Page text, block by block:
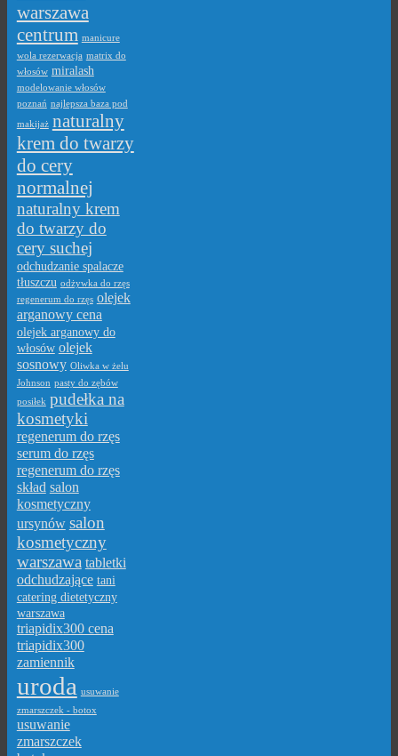
warszawa
centrum manicure
wola rezerwacja matrix do
włosów miralash
modelowanie włosów
poznań najlepsza baza pod
makijaż naturalny
krem do twarzy
do cery
normalnej
naturalny krem
do twarzy do
cery suchej
odchudzanie spalacze
tłuszczu odżywka do rzęs
regenerum do rzęs olejek
arganowy cena
olejek arganowy do
włosów olejek
sosnowy Oliwka w żelu
Johnson pasty do zębów
posiłek pudełka na
kosmetyki
regenerum do rzęs
serum do rzęs
regenerum do rzęs
skład salon
kosmetyczny
ursynów salon
kosmetyczny
warszawa tabletki
odchudzające tani
catering dietetyczny
warszawa
triapidix300 cena
triapidix300
zamiennik
uroda usuwanie
zmarszczek - botox
usuwanie
zmarszczek